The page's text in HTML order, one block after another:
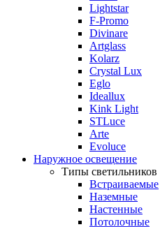
Lightstar
F-Promo
Divinare
Artglass
Kolarz
Crystal Lux
Eglo
Ideallux
Kink Light
STLuce
Arte
Evoluce
Наружное освещение
Типы светильников
Встраиваемые
Наземные
Настенные
Потолочные